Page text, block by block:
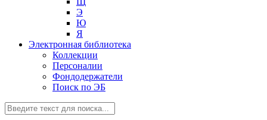
Э
Ю
Я
Электронная библиотека
Коллекции
Персоналии
Фондодержатели
Поиск по ЭБ